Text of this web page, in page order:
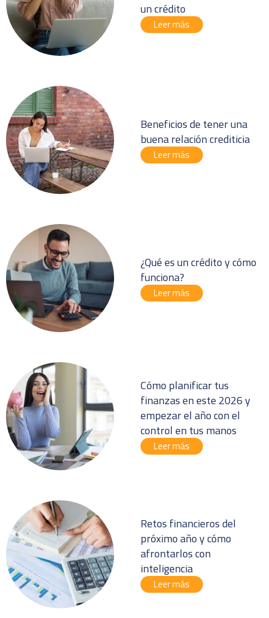
un crédito
Leer más
Beneficios de tener una
buena relación crediticia
Leer más
¿Qué es un crédito y cómo
funciona?
Leer más
Cómo planificar tus
finanzas en este 2026 y
empezar el año con el
control en tus manos
Leer más
Retos financieros del
próximo año y cómo
afrontarlos con
inteligencia
Leer más